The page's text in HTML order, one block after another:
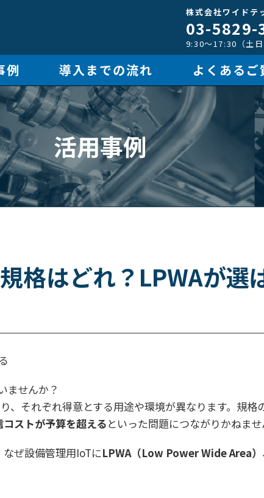
株式会社ワイドテ
03-5829-
9:30～17:30（土日
例 導入までの流れ よくあるご
活用事例
格はどれ？LPWAが選
ませんか？
れぞれ得意とする用途や環境が異なります。規格
ストが予算を超えるといった問題につながりかねませ
ぜ設備管理用IoTにLPWA（Low Power Wide Area）